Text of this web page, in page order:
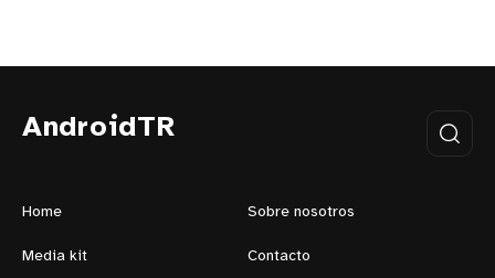
AndroidTR
Home Sobre nosotros
Media kit Contacto